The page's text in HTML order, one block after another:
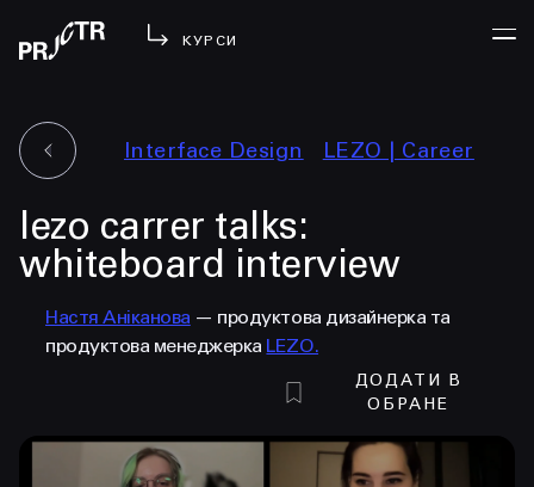
КУРСИ
МЕНЮ
у проджі
бібліотека
менторство
lezo
вийти
УВІЙТИ
Interface Design LEZO | Сareer
lezo carrer talks:
whiteboard interview
Настя Аніканова — продуктова дизайнерка та
продуктова менеджерка LEZO.
ДОДАТИ В
ОБРАНЕ